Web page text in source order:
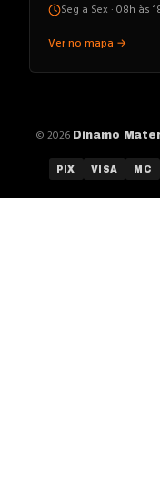
Seg a Sex · 08h às
Ver no mapa →
©2026 Dínamo
PIX VISA MC